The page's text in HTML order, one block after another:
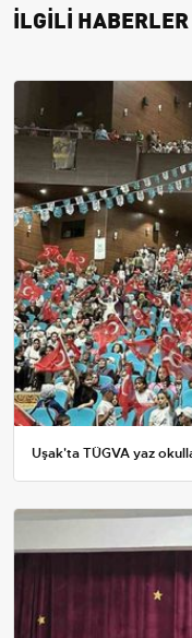
İLGİLİ HABERLER
Uşak'ta TÜGVA yaz